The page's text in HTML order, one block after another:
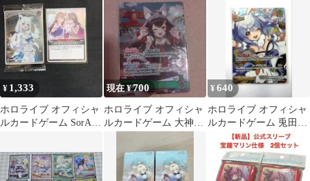
¥ 1,333
ホロライブ オフィシャ
ルカードゲーム SorAZ
現在 ¥700
ホロライブ オフィシャ
ルカードゲーム 大神ミ
¥640
ホロライブ オフィシャ
ルカードゲーム 兎田ぺ
こら SR